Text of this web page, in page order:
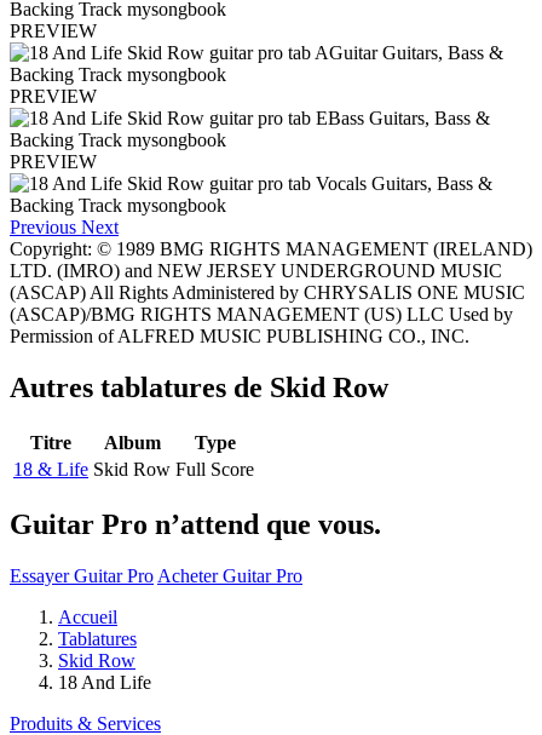
PREVIEW
PREVIEW
PREVIEW
Previous Next
Copyright: © 1989 BMG RIGHTS MANAGEMENT (IRELAND)
LTD. (IMRO) and NEW JERSEY UNDERGROUND MUSIC
(ASCAP) All Rights Administered by CHRYSALIS ONE MUSIC
(ASCAP)/BMG RIGHTS MANAGEMENT (US) LLC Used by
Permission of ALFRED MUSIC PUBLISHING CO., INC.
Autres tablatures de Skid Row
Titre Album
Type
18 & Life Skid Row Full Score
Guitar Pro n’attend que vous.
Essayer Guitar Pro Acheter Guitar Pro
Accueil
Tablatures
Skid Row
18 And Life
Produits & Services